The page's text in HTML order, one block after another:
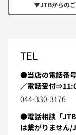
▼JTBからの
TEL
●当店の電話番
／電話受付
044-330-3176
●電話相談「
は繋がりません/